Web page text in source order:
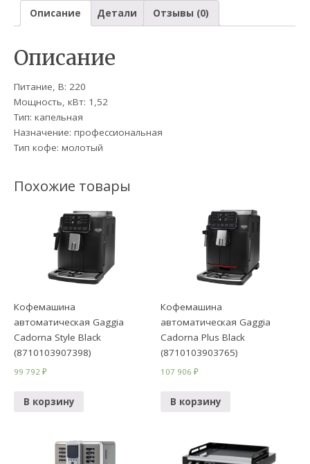
Описание Детали Отзывы (0)
Описание
Питание, В: 220
Мощность, кВт: 1,52
Тип: капельная
Назначение: профессиональная
Тип кофе: молотый
Похожие товары
Кофемашина
автоматическая Gaggia
Cadorna Style Black
(8710103907398)
99 792₽
В корзину
Кофемашина
автоматическая Gaggia
Cadorna Plus Black
(8710103903765)
107 906₽
В корзину